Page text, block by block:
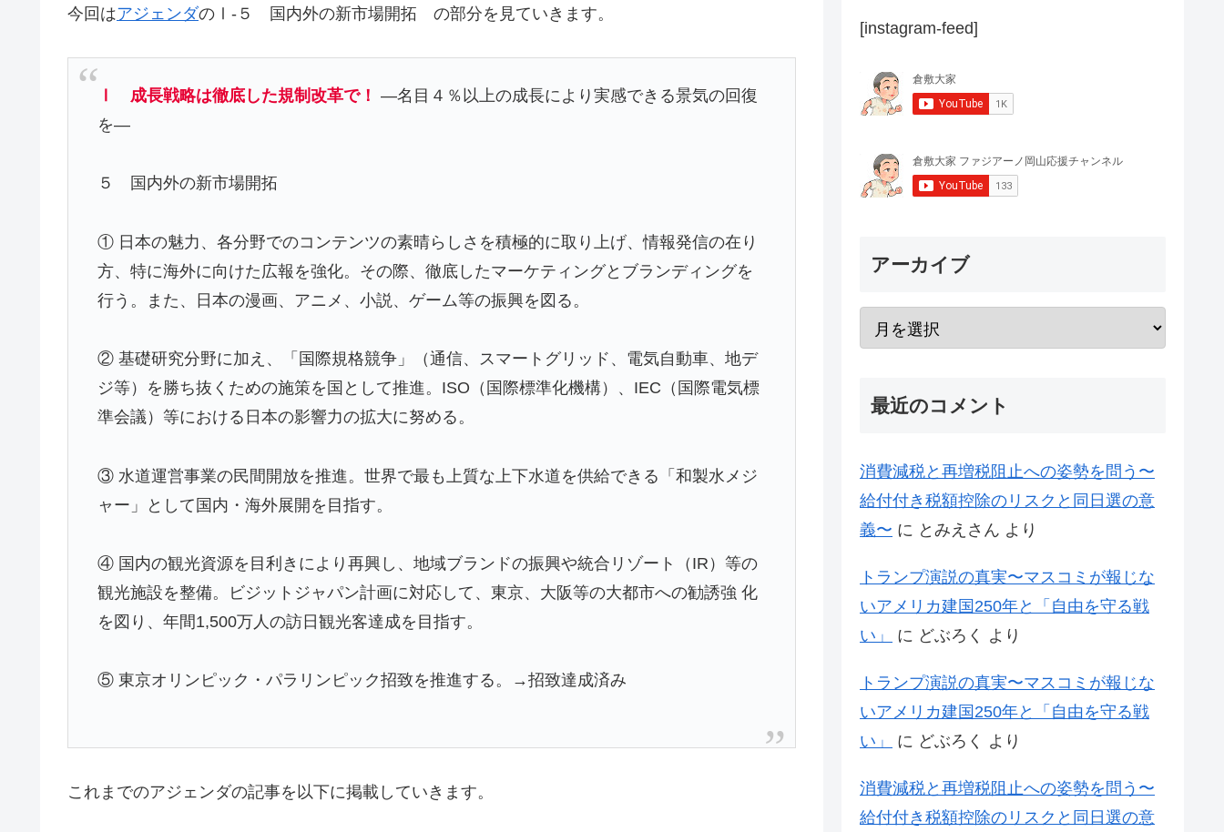
今回はアジェンダのⅠ-５ 国内外の新市場開拓 の部分を見ていきます。
Ⅰ 成長戦略は徹底した規制改革で！ ―名目４％以上の成長により実感できる景気の回復
を―
５ 国内外の新市場開拓
① 日本の魅力、各分野でのコンテンツの素晴らしさを積極的に取り上げ、情報発信の在り
方、特に海外に向けた広報を強化。その際、徹底したマーケティングとブランディングを
行う。また、日本の漫画、アニメ、小説、ゲーム等の振興を図る。
② 基礎研究分野に加え、「国際規格競争」（通信、スマートグリッド、電気自動車、地デ
ジ等）を勝ち抜くための施策を国として推進。ISO（国際標準化機構）、IEC（国際電気標
準会議）等における日本の影響力の拡大に努める。
③ 水道運営事業の民間開放を推進。世界で最も上質な上下水道を供給できる「和製水メジ
ャー」として国内・海外展開を目指す。
④ 国内の観光資源を目利きにより再興し、地域ブランドの振興や統合リゾート（IR）等の
観光施設を整備。ビジットジャパン計画に対応して、東京、大阪等の大都市への勧誘強 化
を図り、年間1,500万人の訪日観光客達成を目指す。
⑤ 東京オリンピック・パラリンピック招致を推進する。→招致達成済み
これまでのアジェンダの記事を以下に掲載していきます。
[instagram-feed]
アーカイブ
最近のコメント
消費減税と再増税阻止への姿勢を問う〜
給付付き税額控除のリスクと同日選の意
義〜 に とみえさん より
トランプ演説の真実〜マスコミが報じな
いアメリカ建国250年と「自由を守る戦
い」
に どぶろく より
トランプ演説の真実〜マスコミが報じな
いアメリカ建国250年と「自由を守る戦
い」
に どぶろく より
消費減税と再増税阻止への姿勢を問う〜
給付付き税額控除のリスクと同日選の意